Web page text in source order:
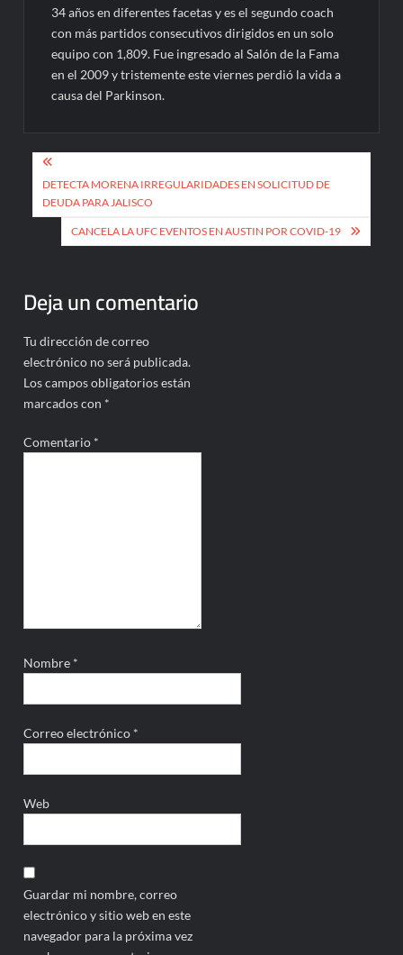
34 años en diferentes facetas y es el segundo coach
con más partidos consecutivos dirigidos en un solo
equipo con 1,809. Fue ingresado al Salón de la Fama
en el 2009 y tristemente este viernes perdió la vida a
causa del Parkinson.
Navegación
de
entradas
DETECTA MORENA IRREGULARIDADES EN SOLICITUD DE
DEUDA PARA JALISCO
CANCELA LA UFC EVENTOS EN AUSTIN POR COVID-19
Deja un comentario
Tu dirección de correo
electrónico no será publicada.
Los campos obligatorios están
marcados con *
Comentario *
Nombre *
Correo electrónico *
Web
Guardar mi nombre, correo
electrónico y sitio web en este
navegador para la próxima vez